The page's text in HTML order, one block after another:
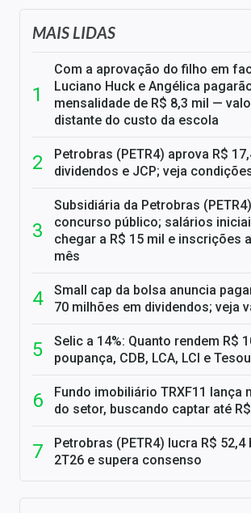
MAIS LIDAS
Com a aprovação do filho em
Luciano Huck e Angélica
mensalidade de R$ 8,3 mil —
distante do custo da escola
Petrobras (PETR4) aprova R$
dividendos e JCP; veja
Subsidiária da Petrobras
concurso público; salários
chegar a R$ 15 mil e inscrições
mês
Small cap da bolsa anuncia
70 milhões em dividendos; veja
Selic a 14%: Quanto rendem R$
poupança, CDB, LCA, LCI e
Fundo imobiliário TRXF11 lança
do setor, buscando captar até
Petrobras (PETR4) lucra R$
2T26 e supera consenso